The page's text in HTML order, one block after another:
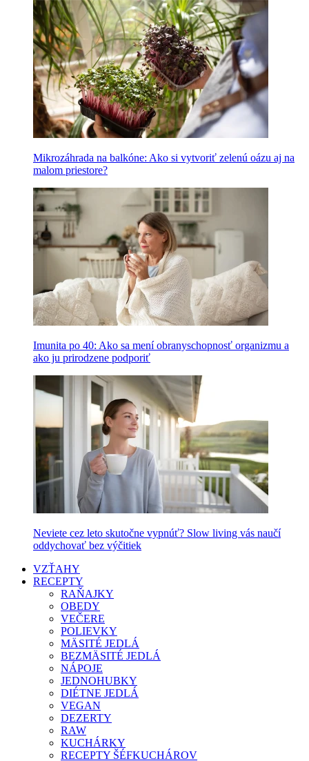
Mikrozáhrada na balkóne: Ako si vytvoriť zelenú oázu aj na
malom priestore?
Imunita po 40: Ako sa mení obranyschopnosť organizmu a
ako ju prirodzene podporiť
Neviete cez leto skutočne vypnúť? Slow living vás naučí
oddychovať bez výčitiek
VZŤAHY
RECEPTY
RAŇAJKY
OBEDY
VEČERE
POLIEVKY
MÄSITÉ JEDLÁ
BEZMÄSITÉ JEDLÁ
NÁPOJE
JEDNOHUBKY
DIÉTNE JEDLÁ
VEGAN
DEZERTY
RAW
KUCHÁRKY
RECEPTY ŠÉFKUCHÁROV